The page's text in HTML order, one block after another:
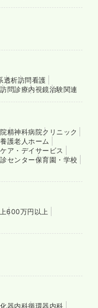
透析訪問看護
訪問診療内視鏡治験関連
精神科病院クリニック
護老人ホーム
ア・デイサービス
センター保育園・学校
600万円以上
器内科循環器内科